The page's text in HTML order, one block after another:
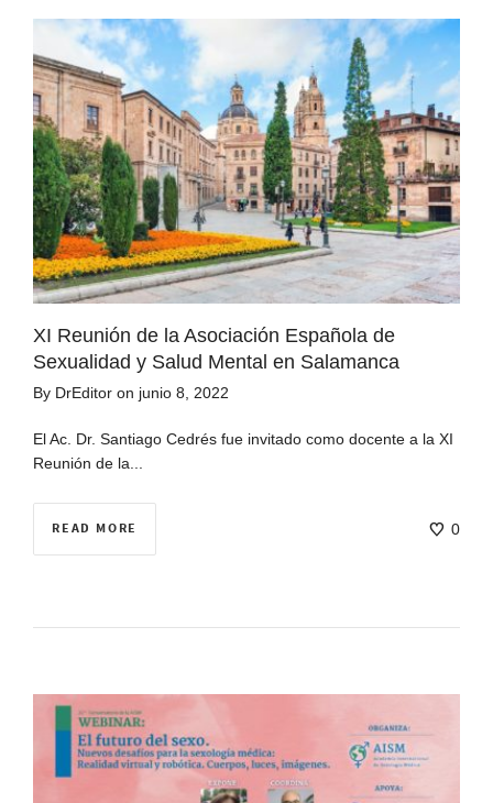
XI Reunión de la Asociación Española de
Sexualidad y Salud Mental en Salamanca
By DrEditor on junio 8, 2022
El Ac. Dr. Santiago Cedrés fue invitado como docente a la XI
Reunión de la...
READ MORE 0